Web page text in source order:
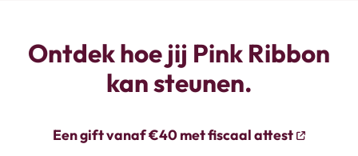
Ontdek hoe jij Pink Ribbon
kan steunen.
Een gift vanaf €40 met fiscaal attest